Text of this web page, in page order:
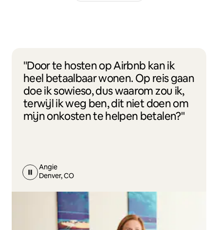
"Door te hosten op Airbnb kan ik
heel betaalbaar wonen. Op reis gaan
doe ik sowieso, dus waarom zou ik,
terwijl ik weg ben, dit niet doen om
mijn onkosten te helpen betalen?"
Angie
Denver, CO